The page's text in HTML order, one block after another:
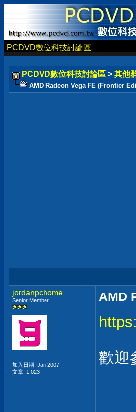
PCDVD數位科技討論區
PCDVD數位科技討論區 > 其他
AMD Radeon Vega FE (Frontier
jordanpchome
Senior Member
加入日期: Jan 2007
文章: 1,023
AMD
歡迎